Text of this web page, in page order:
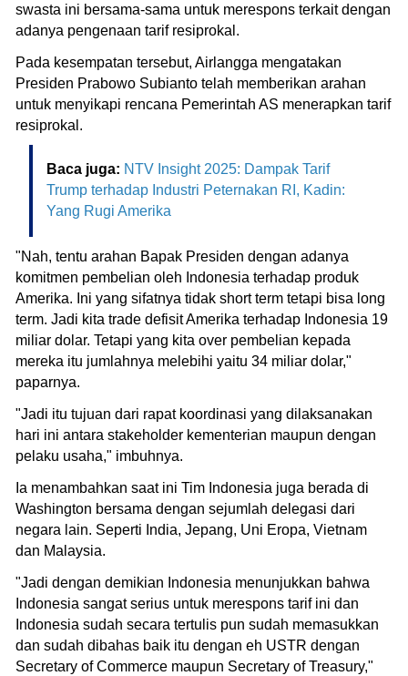
swasta ini bersama-sama untuk merespons terkait dengan
adanya pengenaan tarif resiprokal.
Pada kesempatan tersebut, Airlangga mengatakan
Presiden Prabowo Subianto telah memberikan arahan
untuk menyikapi rencana Pemerintah AS menerapkan tarif
resiprokal.
Baca juga: NTV Insight 2025: Dampak Tarif
Trump terhadap Industri Peternakan RI, Kadin:
Yang Rugi Amerika
"Nah, tentu arahan Bapak Presiden dengan adanya
komitmen pembelian oleh Indonesia terhadap produk
Amerika. Ini yang sifatnya tidak short term tetapi bisa long
term. Jadi kita trade defisit Amerika terhadap Indonesia 19
miliar dolar. Tetapi yang kita over pembelian kepada
mereka itu jumlahnya melebihi yaitu 34 miliar dolar,"
paparnya.
"Jadi itu tujuan dari rapat koordinasi yang dilaksanakan
hari ini antara stakeholder kementerian maupun dengan
pelaku usaha," imbuhnya.
Ia menambahkan saat ini Tim Indonesia juga berada di
Washington bersama dengan sejumlah delegasi dari
negara lain. Seperti India, Jepang, Uni Eropa, Vietnam
dan Malaysia.
"Jadi dengan demikian Indonesia menunjukkan bahwa
Indonesia sangat serius untuk merespons tarif ini dan
Indonesia sudah secara tertulis pun sudah memasukkan
dan sudah dibahas baik itu dengan eh USTR dengan
Secretary of Commerce maupun Secretary of Treasury,"